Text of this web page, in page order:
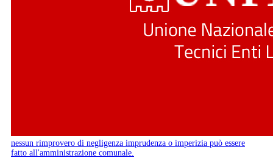
nessun rimprovero di negligenza imprudenza o imperizia può essere
fatto all'amministrazione comunale.